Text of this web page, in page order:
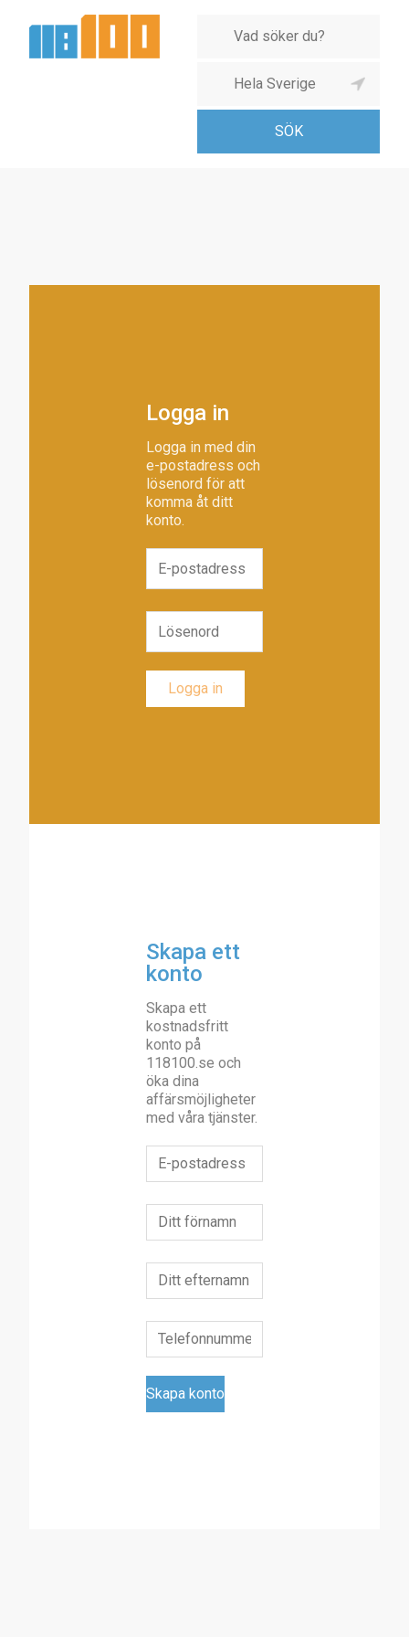
Logga in
Logga in med din
e-postadress och
lösenord för att
komma åt ditt
konto.
Skapa ett
konto
Skapa ett
kostnadsfritt
konto på
118100.se och
öka dina
affärsmöjligheter
med våra tjänster.